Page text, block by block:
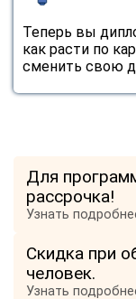
Теперь вы
как расти по
сменить свою
Для
рассрочка!
Узнать
Скидка при
человек.
Узнать